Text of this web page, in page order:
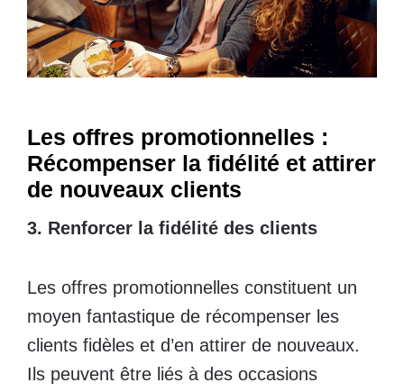
Les offres promotionnelles :
Récompenser la fidélité et attirer
de nouveaux clients
3. Renforcer la fidélité des clients
Les offres promotionnelles constituent un
moyen fantastique de récompenser les
clients fidèles et d’en attirer de nouveaux.
Ils peuvent être liés à des occasions